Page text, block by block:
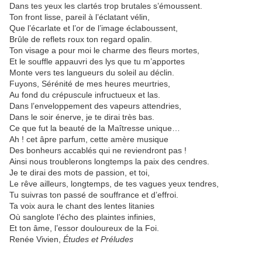
Dans tes yeux les clartés trop brutales s’émoussent.
Ton front lisse, pareil à l’éclatant vélin,
Que l’écarlate et l’or de l’image éclaboussent,
Brûle de reflets roux ton regard opalin.
Ton visage a pour moi le charme des fleurs mortes,
Et le souffle appauvri des lys que tu m’apportes
Monte vers tes langueurs du soleil au déclin.
Fuyons, Sérénité de mes heures meurtries,
Au fond du crépuscule infructueux et las.
Dans l’enveloppement des vapeurs attendries,
Dans le soir énerve, je te dirai très bas.
Ce que fut la beauté de la Maîtresse unique…
Ah ! cet âpre parfum, cette amère musique
Des bonheurs accablés qui ne reviendront pas !
Ainsi nous troublerons longtemps la paix des cendres.
Je te dirai des mots de passion, et toi,
Le rêve ailleurs, longtemps, de tes vagues yeux tendres,
Tu suivras ton passé de souffrance et d’effroi.
Ta voix aura le chant des lentes litanies
Où sanglote l’écho des plaintes infinies,
Et ton âme, l’essor douloureux de la Foi.
Renée Vivien, Études et Préludes